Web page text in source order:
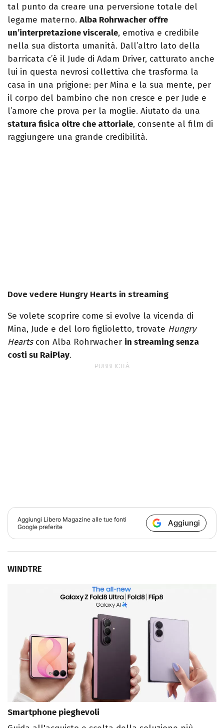
tal punto da creare una perversione totale del
legame materno. Alba Rohrwacher offre
un’interpretazione viscerale, emotiva e credibile
nella sua distorta umanità. Dall’altro lato della
barricata c’è il Jude di Adam Driver, catturato anche
lui in questa nevrosi collettiva che trasforma la
casa in una prigione: per Mina e la sua mente, per
il corpo del bambino che non cresce e per Jude e
l’amore che prova per la moglie. Aiutato da una
statura fisica oltre che attoriale, consente al film di
raggiungere una grande credibilità.
Dove vedere Hungry Hearts in streaming
Se volete scoprire come si evolve la vicenda di
Mina, Jude e del loro figlioletto, trovate Hungry
Heartscon Alba Rohrwacher in streaming senza
costi su RaiPlay.
Aggiungi Libero Magazine alle tue fonti
Google preferite
Aggiungi
WINDTRE
Smartphone pieghevoli